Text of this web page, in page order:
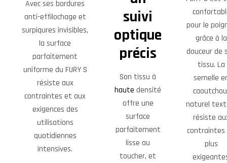
Avec ses bordures
anti-effilochage et
surpiqures invisibles,
la surface
parfaitement
uniforme du FURY S
résiste aux
contraintes et aux
exigences des
utilisations
quotidiennes
intensives.
suivi
optique
précis
Son tissu à
haute densité
offre une
surface
parfaitement
lisse au
toucher, et
pour le
grâce à la
douceur de
tissu. La
semelle
naturel
résiste
contraintes
plus